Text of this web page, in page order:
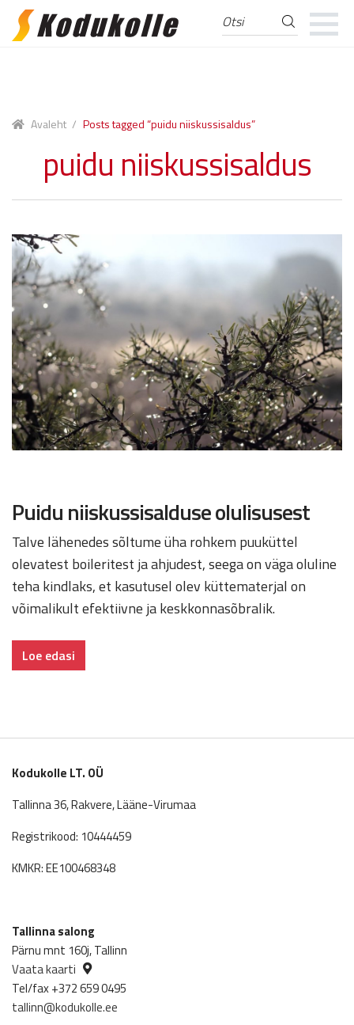
Skip
Skip
Otsi:
Avaleht / Posts tagged “puidu niiskussisaldus”
puidu niiskussisaldus
Puidu niiskussisalduse olulisusest
Talve lähenedes sõltume üha rohkem puuküttel
olevatest boileritest ja ahjudest, seega on väga oluline
teha kindlaks, et kasutusel olev küttematerjal on
võimalikult efektiivne ja keskkonnasõbralik.
Loe edasi
Kodukolle LT. OÜ
Tallinna 36, Rakvere, Lääne-Virumaa
Registrikood: 10444459
KMKR: EE100468348
Tallinna salong
Pärnu mnt 160j, Tallinn
Vaata kaarti
Tel/fax +372 659 0495
tallinn@kodukolle.ee